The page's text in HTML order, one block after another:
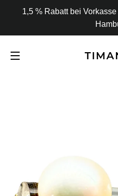
1,5 % Rabatt bei